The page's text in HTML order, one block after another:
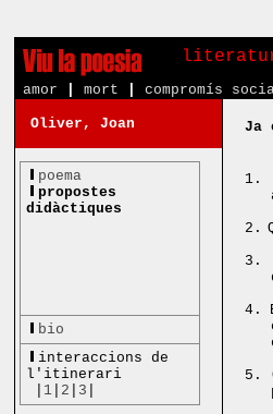
amor mort compromís
Oliver, Joan
poema
propostes
didàctiques
bio
interaccions de
l'itinerari
1 2 3
Ja
1.
2.
3.
4.
5.